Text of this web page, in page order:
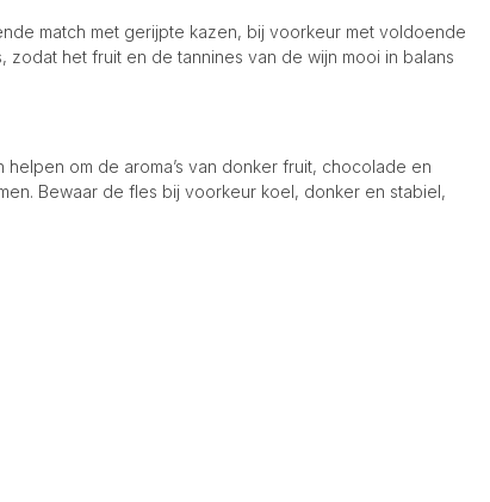
match met gerijpte kazen, bij voorkeur met voldoende
zodat het fruit en de tannines van de wijn mooi in balans
om de aroma’s van donker fruit, chocolade en
Bewaar de fles bij voorkeur koel, donker en stabiel,